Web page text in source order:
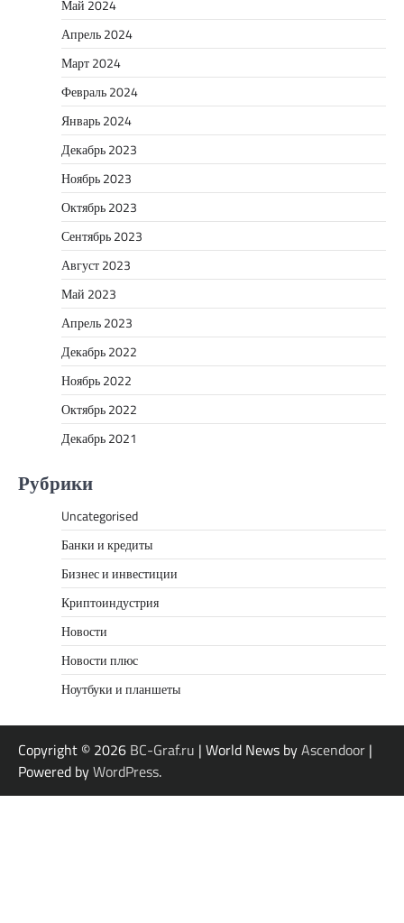
Май 2024
Апрель 2024
Март 2024
Февраль 2024
Январь 2024
Декабрь 2023
Ноябрь 2023
Октябрь 2023
Сентябрь 2023
Август 2023
Май 2023
Апрель 2023
Декабрь 2022
Ноябрь 2022
Октябрь 2022
Декабрь 2021
Рубрики
Uncategorised
Банки и кредиты
Бизнес и инвестиции
Криптоиндустрия
Новости
Новости плюс
Ноутбуки и планшеты
Copyright © 2026 BC-Graf.ru | World News byAscendoor |
Powered byWordPress.